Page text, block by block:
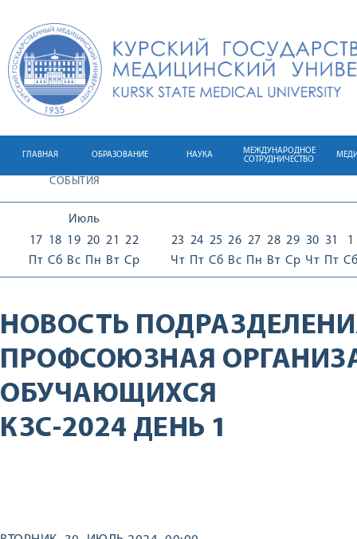
ГЛАВНАЯ ОБРАЗОВАНИЕ НАУКА
МЕЖДУНАРОДНОЕ
СОТРУДНИЧЕСТВО
СОБЫТИЯ
Июль
17
Пт
18
Сб
19
Вс
20
Пн
21
Вт
22
Ср
23
Чт
24
Пт
25
Сб
26
Вс
27
Пн
28
Вт
29
Ср
30
Чт
31
Пт
1
Сб
НОВОСТЬ
ПРОФСОЮЗНАЯ
ОБУЧАЮЩИХСЯ
КЗС-2024 ДЕНЬ 1